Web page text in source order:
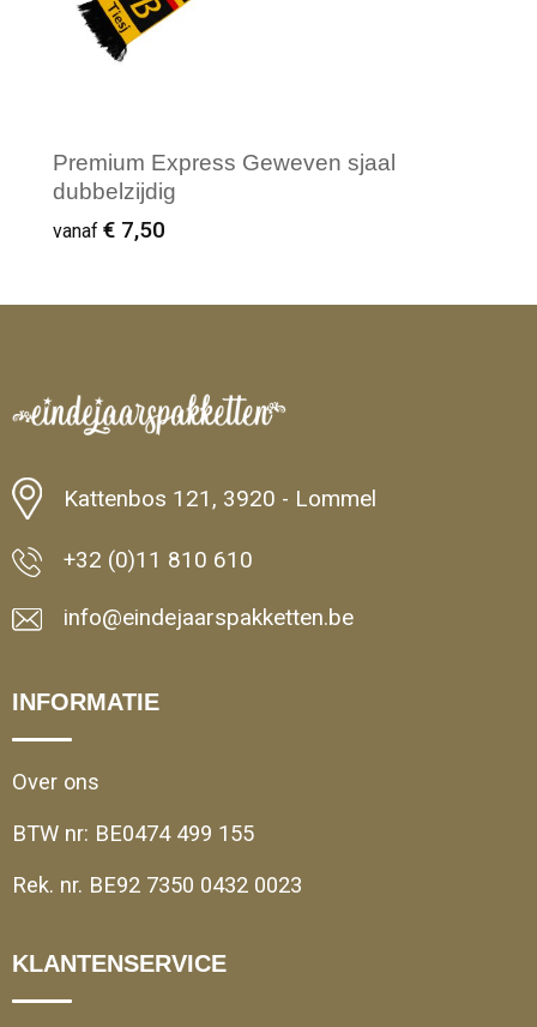
Premium Express Geweven sjaal
dubbelzijdig
vanaf € 7,50
Kattenbos 121, 3920 - Lommel
+32 (0)11 810 610
info@eindejaarspakketten.be
INFORMATIE
Over ons
BTW nr: BE0474 499 155
Rek. nr. BE92 7350 0432 0023
KLANTENSERVICE